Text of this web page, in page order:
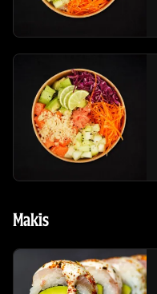
Makis